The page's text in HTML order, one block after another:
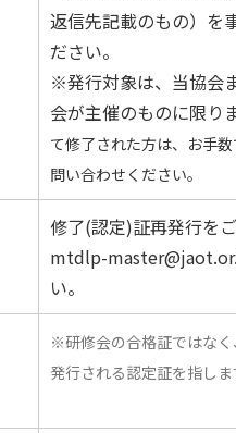
返信先記載のもの）を
ださい。
※発行対象は、当協会
会が主催のものに限りま
て修了された方は、お手
問い合わせください。
修了(認定)証再発行を
mtdlp-
い。
※研修会の合格証ではな
発行される認定証を指しま